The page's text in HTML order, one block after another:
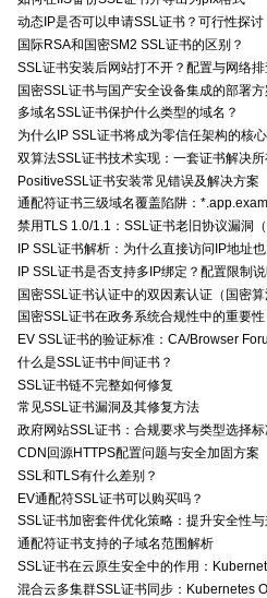
动态IP是否可以申请SSL证书？可行性探讨
国际RSA和国密SM2 SSL证书的区别？
SSL证书安装后网站打不开？配置与网络
国密SSL证书与国产安全设备集成的部署
多域名SSL证书保护什么类型的域名？
为什么IP SSL证书将成为零信任架构的核
双算法SSL证书技术实现：一套证书解决
PositiveSSL证书安装常见错误及解决方案
通配符证书三级域名覆盖陷阱：
禁用TLS 1.0/1.1：SSL证书老旧协议漏洞
IP SSL证书解析：为什么直接访问IP地址
IP SSL证书是否支持多IP绑定？配置限制
国密SSL证书认证中的双因素认证（国密
国密SSL证书在政务系统合规性中的重要性
EV SSL证书的验证标准：CA/Browser
什么是SSL证书中间证书？
SSL证书链不完整如何修复
常见SSL证书漏洞及其修复方法
政府网站SSL证书：合规要求与类型选择
CDN回源HTTPS配置问题与安全加固方案
SSL和TLS有什么差别？
EV通配符SSL证书可以购买吗？
SSL证书加密套件优化策略：提升安全性
通配符证书支持的子域名范围解析
SSL证书在云原生安全中的作用：
混合云多集群SSL证书同步：Kubernetes